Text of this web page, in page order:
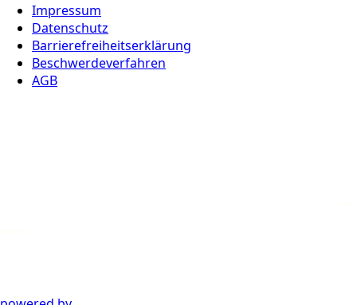
Impressum
Datenschutz
Barrierefreiheitserklärung
Beschwerdeverfahren
AGB